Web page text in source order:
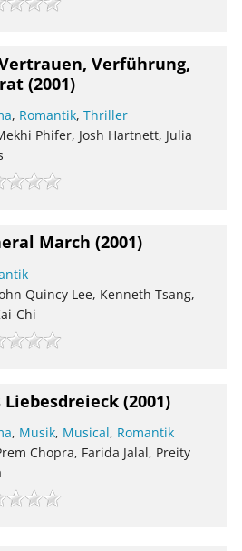
Verführung,
(2001)
, Romantik,Thriller
Phifer, Josh Hartnett, Julia
March (2001)
Quincy Lee, Kenneth Tsang,
Chi
Liebesdreieck (2001)
, Musik, Musical, Romantik
Chopra, Farida Jalal, Preity